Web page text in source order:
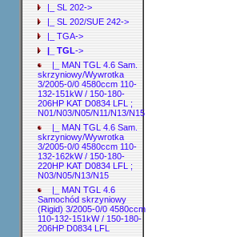
|_ SL 202->
|_ SL 202/SUE 242->
|_ TGA->
|_ TGL->
|_ MAN TGL 4.6 Sam.
skrzyniowy/Wywrotka
3/2005-0/0 4580ccm 110-
132-151kW / 150-180-
206HP KAT D0834 LFL ;
N01/N03/N05/N11/N13/N15
|_ MAN TGL 4.6 Sam.
skrzyniowy/Wywrotka
3/2005-0/0 4580ccm 110-
132-162kW / 150-180-
220HP KAT D0834 LFL ;
N03/N05/N13/N15
|_ MAN TGL 4.6
Samochód skrzyniowy
(Rigid) 3/2005-0/0 4580ccm
110-132-151kW / 150-180-
206HP D0834 LFL